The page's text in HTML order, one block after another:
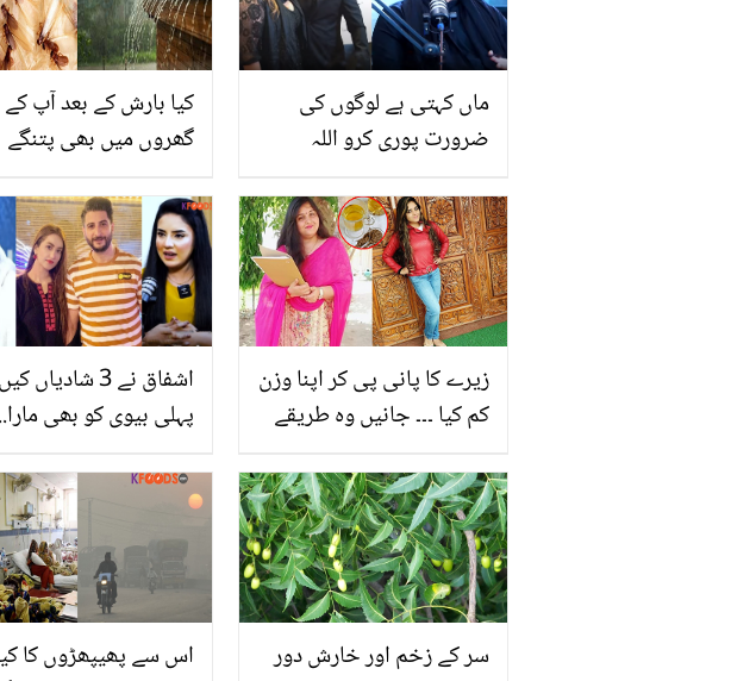
کیا بارش کے بعد آپ کے
گھروں میں بھی پتنگے
کو بھگانے کے چند آسان
طریقے!!!
ماں کہتی ہے لوگوں کی
ضرورت پوری کرو اللہ
گا.. 100 سے زیادہ رشتے
آچکے ہیں! علی شیخانی کی
نجی زندگی سے متعلق چند
راز
اشفاق نے 3
پہلی بیوی کو بھی مارا..
رابعہ انعم پھٹ پڑیں
زیرے کا پانی پی کر اپنا وزن
کم کیا ۔۔۔ جانیں وہ طریقے
میں اپنا وزن تیزی سے
گھٹایا
اس سے پھیپھڑوں کا
سر کے زخم اور خارش دور